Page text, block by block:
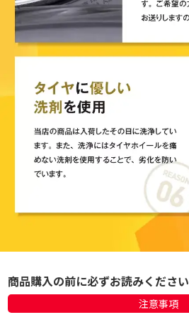
商品購入の前に必ずお読みください
注意事項